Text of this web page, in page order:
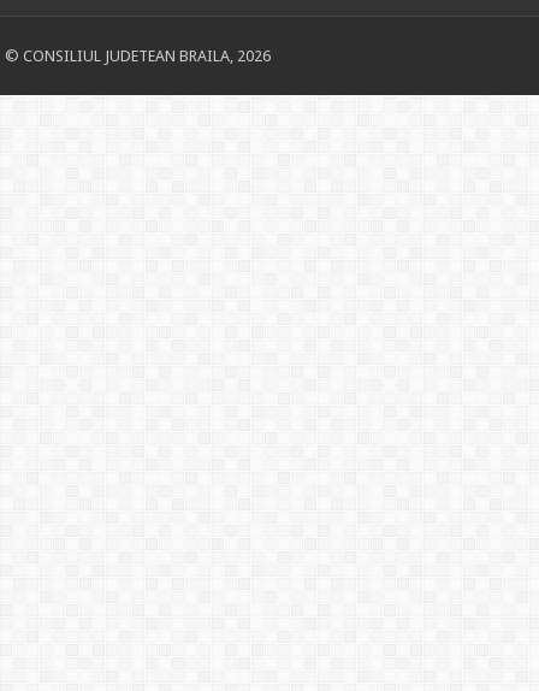
© CONSILIUL JUDETEAN BRAILA, 2026